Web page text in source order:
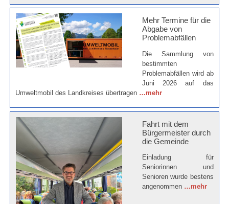
Mehr Termine für die
Abgabe von
Problemabfällen
Die Sammlung von
bestimmten
Problemabfällen wird ab
Juni 2026 auf das
Umweltmobil des Landkreises übertragen …mehr
Fahrt mit dem
Bürgermeister durch
die Gemeinde
Einladung für
Seniorinnen und
Senioren wurde bestens
angenommen …mehr